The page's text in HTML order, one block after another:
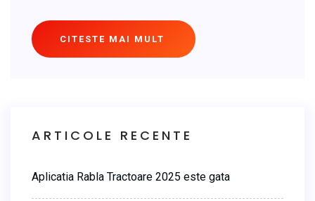
CITESTE MAI MULT
ARTICOLE RECENTE
Aplicatia Rabla Tractoare 2025 este gata